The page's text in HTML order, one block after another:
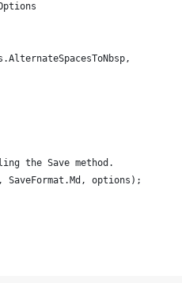
the Save method.
SaveFormat.Md, options);